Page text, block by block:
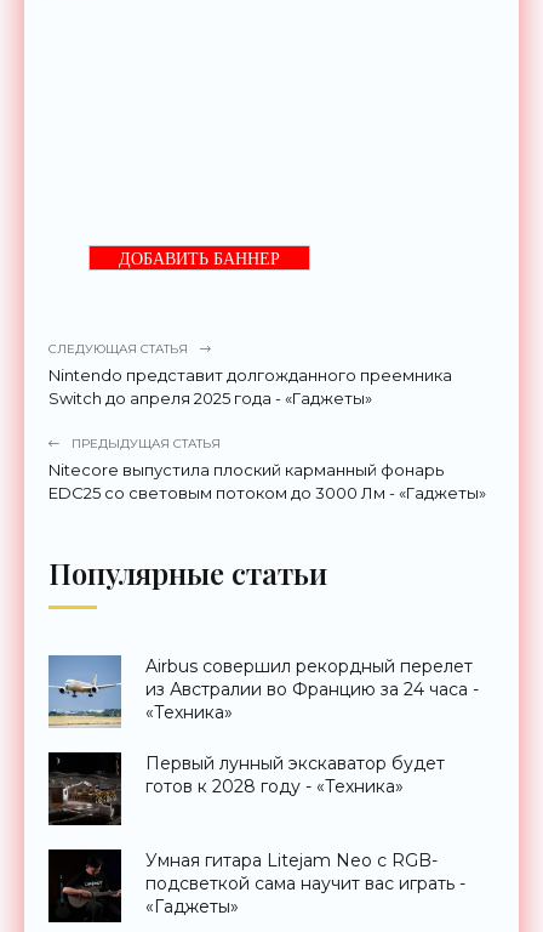
ДОБАВИТЬ БАННЕР
СЛЕДУЮЩАЯ СТАТЬЯ
Nintendo представит долгожданного преемника
Switch до апреля 2025 года - «Гаджеты»
ПРЕДЫДУЩАЯ СТАТЬЯ
Nitecore выпустила плоский карманный фонарь
EDC25 со световым потоком до 3000 Лм - «Гаджеты»
Популярные статьи
Airbus совершил рекордный перелет
из Австралии во Францию за 24 часа -
«Техника»
Первый лунный экскаватор будет
готов к 2028 году - «Техника»
Умная гитара Litejam Neo с RGB-
подсветкой сама научит вас играть -
«Гаджеты»